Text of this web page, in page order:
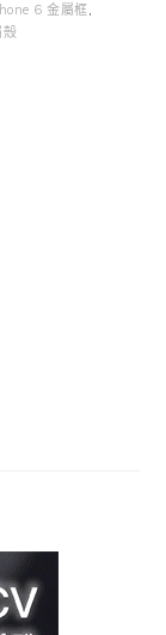
6 金屬框,
殼